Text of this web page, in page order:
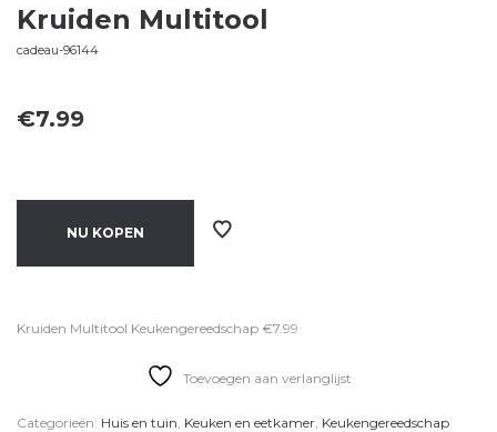
Kruiden Multitool
cadeau-96144
€7.99
NU KOPEN
Kruiden Multitool Keukengereedschap €7.99
Toevoegen aan verlanglijst
Categorieën: Huis en tuin, Keuken en eetkamer, Keukengereedschap